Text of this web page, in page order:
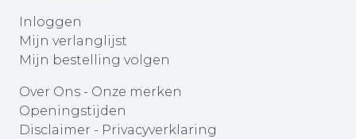
Inloggen
Mijn verlanglijst
Mijn bestelling volgen
Over Ons - Onze merken
Openingstijden
Disclaimer - Privacyverklaring